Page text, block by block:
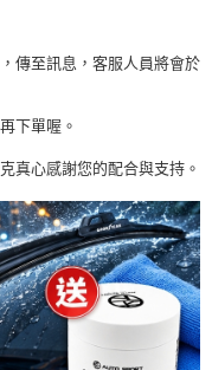
傳至訊息，客服人員將會於
下單喔。
真心感謝您的配合與支持。